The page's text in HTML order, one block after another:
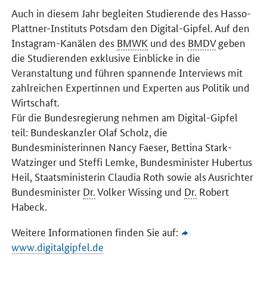
Auch in diesem Jahr begleiten Studierende des Hasso-
Plattner-Instituts Potsdam den Digital-Gipfel. Auf den
Instagram-Kanälen des BMWK und des BMDVgeben
die Studierenden exklusive Einblicke in die
Veranstaltung und führen spannendeInterviews mit
zahlreichen Expertinnen und Experten aus Politik und
Wirtschaft.
Für die Bundesregierung nehmen am Digital-Gipfel
teil: Bundeskanzler Olaf Scholz, die
Bundesministerinnen Nancy Faeser, Bettina Stark-
Watzinger und Steffi Lemke, Bundesminister Hubertus
Heil, Staatsministerin Claudia Roth sowie als Ausrichter
Bundesminister Dr.Volker Wissing und Dr. Robert
Habeck.
Weitere Informationen finden Sie auf:
www.digitalgipfel.de